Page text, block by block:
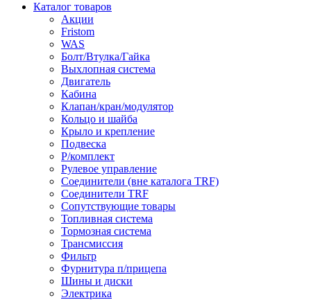
Каталог товаров
Акции
Fristom
WAS
Болт/Втулка/Гайка
Выхлопная система
Двигатель
Кабина
Клапан/кран/модулятор
Кольцо и шайба
Крыло и крепление
Подвеска
Р/комплект
Рулевое управление
Соединители (вне каталога TRF)
Соединители TRF
Сопутствующие товары
Топливная система
Тормозная система
Трансмиссия
Фильтр
Фурнитура п/прицепа
Шины и диски
Электрика